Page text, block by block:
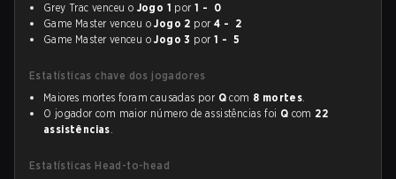
Grey Trac venceu o Jogo 1 por1 - 0
Game Master venceu oJogo 2 por 4 - 2
Game Master venceu oJogo 3 por 1 - 5
Estatísticas chave dos jogadores
Maiores mortes foram causadas por Q com 8 mortes.
O jogador com maior número de assistências foi Q com 22
assistências.
Estatísticas Head-to-head